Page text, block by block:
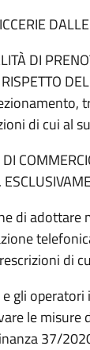
DI
di cui al
di
di
gli
le misure
37/